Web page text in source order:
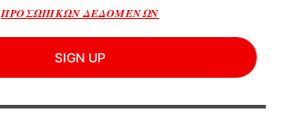
ΠΡΟΣΩΠΙΚΩΝ ΔΕΔΟΜΕΝΩΝ
SIGN UP